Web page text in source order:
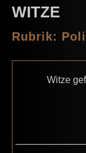
WITZE
Rubrik:
Witze